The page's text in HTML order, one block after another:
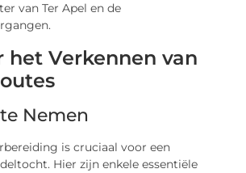
van Ter Apel en de
het Verkennen van
Nemen
is cruciaal voor een
Hier zijn enkele essentiële